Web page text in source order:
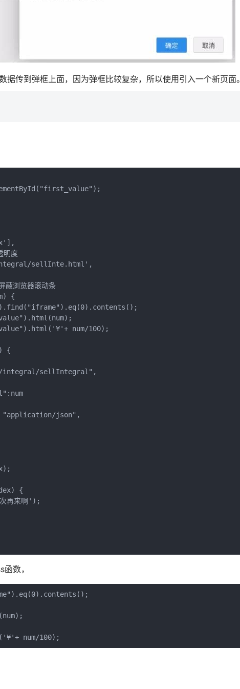
据传到弹框上面，因为弹框比较复杂，所以使用引入一个新页面。
明度
sellInte.html',
浏览器滚动条
{
num/100);
{
sellIntegral",
json",
{
再来啊');
数，
num/100);